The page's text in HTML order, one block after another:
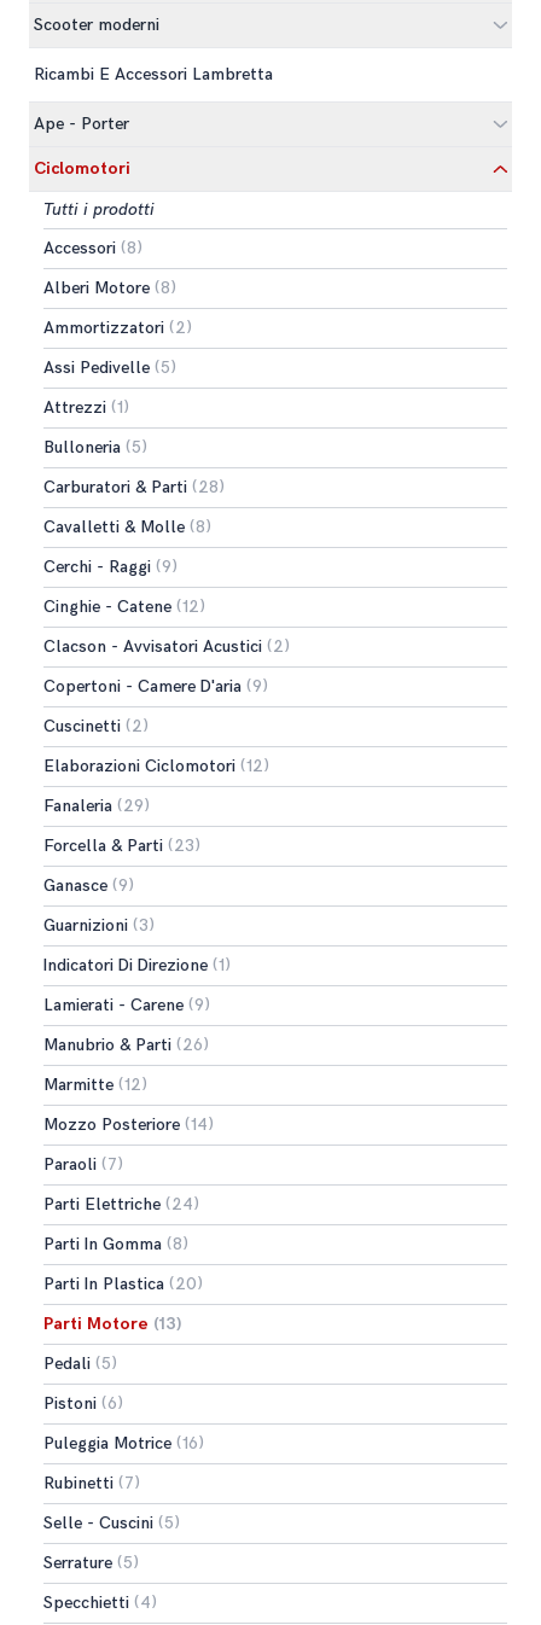
Scooter moderni
Ricambi E Accessori Lambretta
Ape - Porter
Ciclomotori
Tutti i prodotti
Accessori (8)
Alberi Motore (8)
Ammortizzatori (2)
Assi Pedivelle (5)
Attrezzi (1)
Bulloneria (5)
Carburatori & Parti (28)
Cavalletti & Molle (8)
Cerchi - Raggi (9)
Cinghie - Catene (12)
Clacson - Avvisatori Acustici (2)
Copertoni - Camere D'aria (9)
Cuscinetti (2)
Elaborazioni Ciclomotori (12)
Fanaleria (29)
Forcella & Parti (23)
Ganasce (9)
Guarnizioni (3)
Indicatori Di Direzione (1)
Lamierati - Carene (9)
Manubrio & Parti (26)
Marmitte (12)
Mozzo Posteriore (14)
Paraoli (7)
Parti Elettriche (24)
Parti In Gomma (8)
Parti In Plastica (20)
Parti Motore (13)
Pedali (5)
Pistoni (6)
Puleggia Motrice (16)
Rubinetti (7)
Selle - Cuscini (5)
Serrature (5)
Specchietti (4)